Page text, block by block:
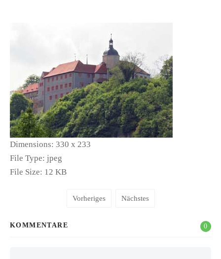
Dimensions: 330 x 233
File Type: jpeg
File Size: 12 KB
Vorheriges Nächstes
KOMMENTARE 0